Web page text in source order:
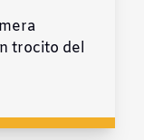
trocito del